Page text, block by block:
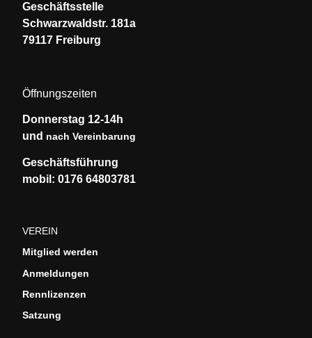
Geschäftsstelle
Schwarzwaldstr. 181a
79117 Freiburg
Öffnungszeiten
Donnerstag 12-14h
und nach Vereinbarung
Geschäftsführung
mobil: 0176 64803781
VEREIN
Mitglied werden
Anmeldungen
Rennlizenzen
Satzung